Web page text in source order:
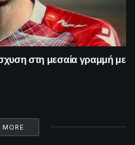
στη μεσαία γραμμή με